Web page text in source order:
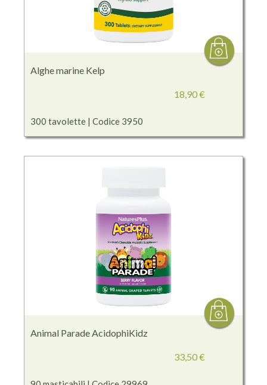
Alghe marine Kelp
300 tavolette | Codice 3950
18,90 €
Animal Parade AcidophiKidz
33,50 €